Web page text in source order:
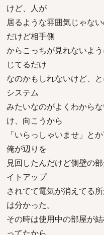
けど、人が
居るような雰囲気じゃな
だけど相手側
からこっちが見れないよ
じてるだけ
なのかもしれないけど、
システム
みたいなのがよくわから
け、向こうから
「いらっしゃいませ」と
俺が辺りを
見回したんだけど側壁の
イトアップ
されてて電気が消えてる
は分かった。
その時は使用中の部屋が